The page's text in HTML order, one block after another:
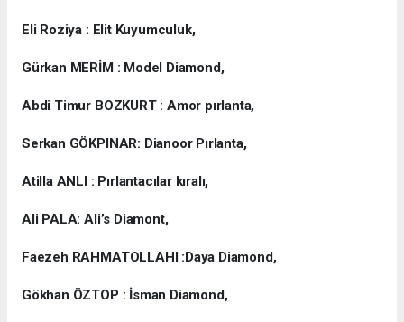
Eli Roziya : Elit Kuyumculuk,
Gürkan MERİM : Model Diamond,
Abdi Timur BOZKURT : Amor pırlanta,
Serkan GÖKPINAR: Dianoor Pırlanta,
Atilla ANLI : Pırlantacılar kıralı,
Ali PALA: Ali’s Diamont,
Faezeh RAHMATOLLAHI :Daya Diamond,
Gökhan ÖZTOP : İsman Diamond,